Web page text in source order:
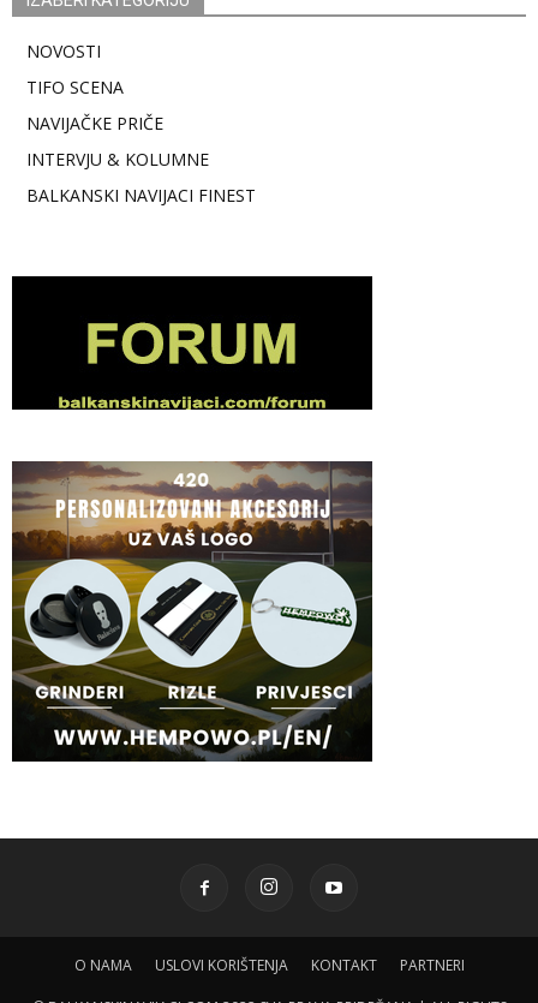
NOVOSTI
TIFO SCENA
NAVIJAČKE PRIČE
INTERVJU & KOLUMNE
BALKANSKI NAVIJACI FINEST
O NAMA USLOVI KORIŠTENJA KONTAKT PARTNERI